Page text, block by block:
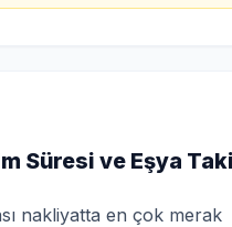
Süresi ve Eşya
nakliyatta en çok merak